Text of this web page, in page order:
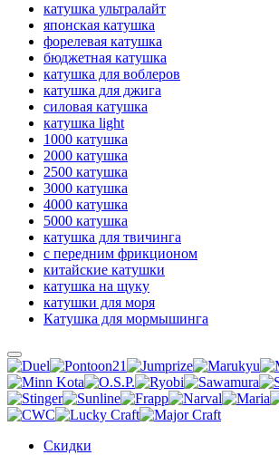
катушка ультралайт
японская катушка
форелевая катушка
бюджетная катушка
катушка для воблеров
катушка для джига
силовая катушка
катушка light
1000 катушка
2000 катушка
2500 катушка
3000 катушка
4000 катушка
5000 катушка
катушка для твичинга
с передним фрикционом
китайские катушки
катушка на щуку
катушки для моря
Катушка для мормышинга
Скидки